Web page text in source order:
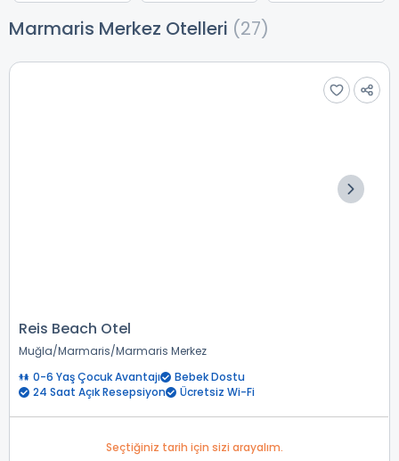
Marmaris Merkez Otelleri (27)
Reis Beach Otel
Muğla Marmaris Marmaris Merkez
0-6 Yaş Çocuk Avantajı
Bebek Dostu
24 Saat Açık Resepsiyon
Ücretsiz Wi-Fi
Seçtiğiniz tarih için sizi arayalım.